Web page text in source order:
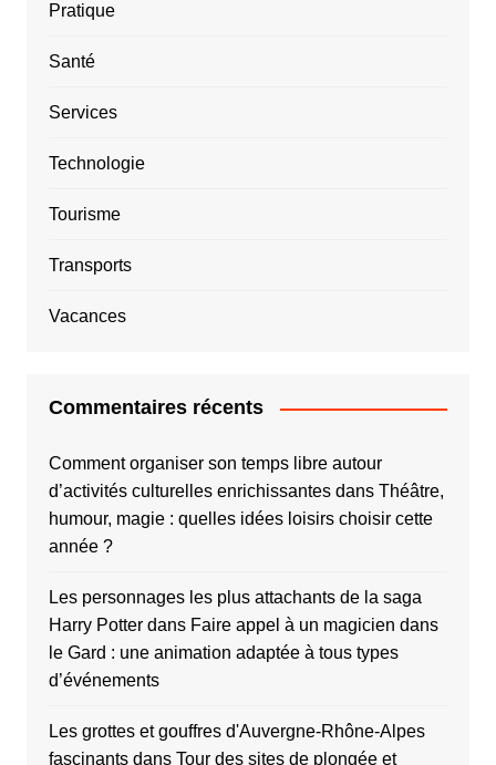
Pratique
Santé
Services
Technologie
Tourisme
Transports
Vacances
Commentaires récents
Comment organiser son temps libre autour
d’activités culturelles enrichissantesdans Théâtre,
humour, magie : quelles idées loisirs choisir cette
année ?
Les personnages les plus attachants de la saga
Harry Potterdans Faire appel à un magicien dans
le Gard : une animation adaptée à tous types
d’événements
Les grottes et gouffres d'Auvergne-Rhône-Alpes
fascinantsdans Tour des sites de plongée et